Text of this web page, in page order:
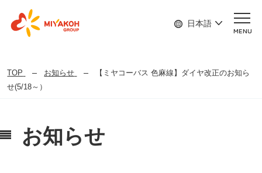
日本語
MENU
TOP お知らせ
【ミヤコーバス 色麻線】ダイヤ改正のお知ら
せ(5/18～）
お知らせ